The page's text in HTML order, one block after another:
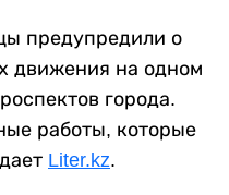
предупредили о
движения на одном
города.
работы, которые
Liter.kz.